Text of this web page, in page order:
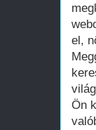
el,
Ön